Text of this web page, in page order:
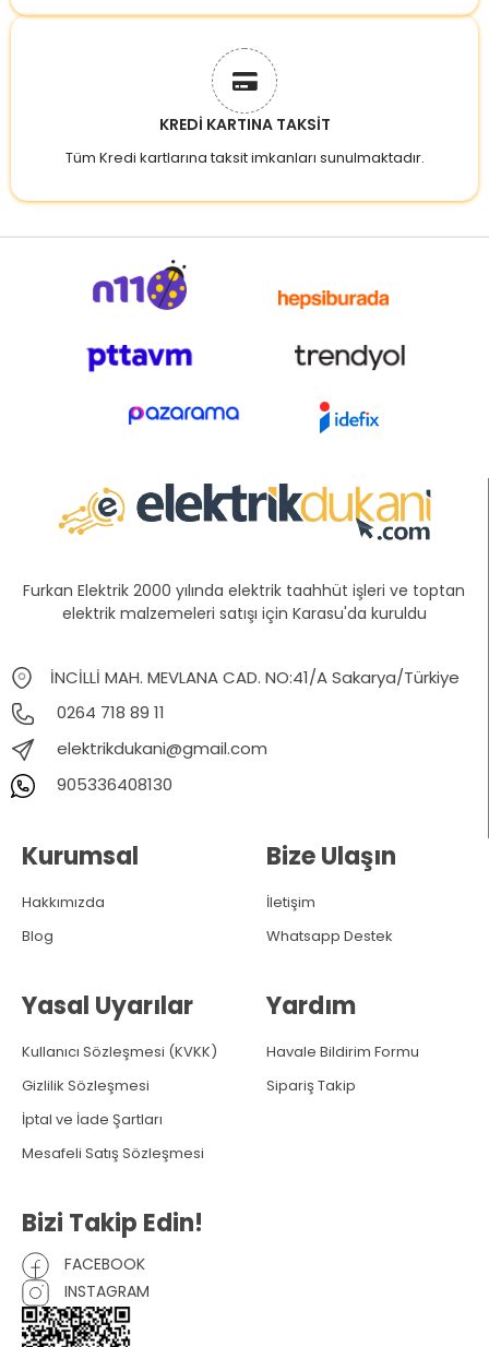
KREDİ KARTINA TAKSİT
Tüm Kredi kartlarına taksit imkanları sunulmaktadır.
Furkan Elektrik 2000 yılında elektrik taahhüt işleri ve toptan
elektrik malzemeleri satışı için Karasu'da kuruldu
İNCİLLİ MAH. MEVLANA CAD. NO:41/A Sakarya/Türkiye
0264 718 89 11
elektrikdukani@gmail.com
905336408130
Kurumsal
Hakkımızda
Blog
Yasal Uyarılar
Kullanıcı Sözleşmesi (KVKK)
Gizlilik Sözleşmesi
İptal ve İade Şartları
Mesafeli Satış Sözleşmesi
Bize Ulaşın
İletişim
Whatsapp Destek
Yardım
Havale Bildirim Formu
Sipariş Takip
Bizi Takip Edin!
FACEBOOK
INSTAGRAM